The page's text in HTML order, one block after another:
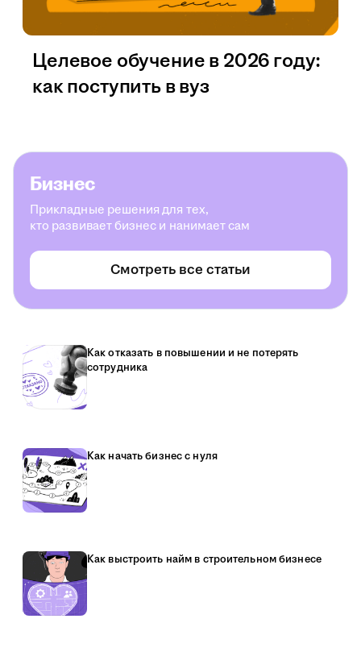
Целевое обучение в 2026 году:
как поступить в вуз
Бизнес
Прикладные решения для тех,
кто развивает бизнес и нанимает сам
Смотреть все статьи
Как отказать в повышении и не потерять
сотрудника
Как начать бизнес с нуля
Как выстроить найм в строительном бизнесе